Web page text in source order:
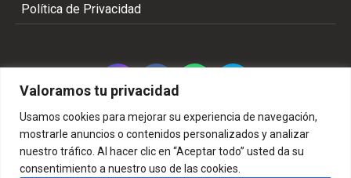
Valoramos tu privacidad
Usamos cookies para mejorar su experiencia de navegación,
mostrarle anuncios o contenidos personalizados y analizar
nuestro tráfico. Al hacer clic en “Aceptar todo” usted da su
consentimiento a nuestro uso de las cookies.
Política de Privacidad
Copyright 2002 - 2026 © TODOS LOS DERECHOS